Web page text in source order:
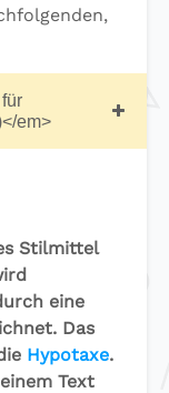
em>
Stilmittel
eine
Das
Hypotaxe.
Text